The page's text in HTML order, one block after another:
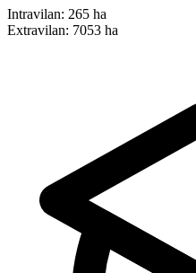
Intravilan: 265 ha
Extravilan: 7053 ha